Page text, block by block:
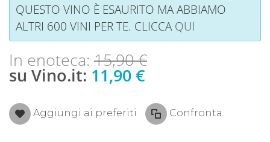
QUESTO VINO È ESAURITO MA ABBIAMO
ALTRI 600 VINI PER TE. CLICCAQUI
In enoteca: 15,90 €
su Vino.it: 11,90 €
Aggiungi ai preferiti Confronta